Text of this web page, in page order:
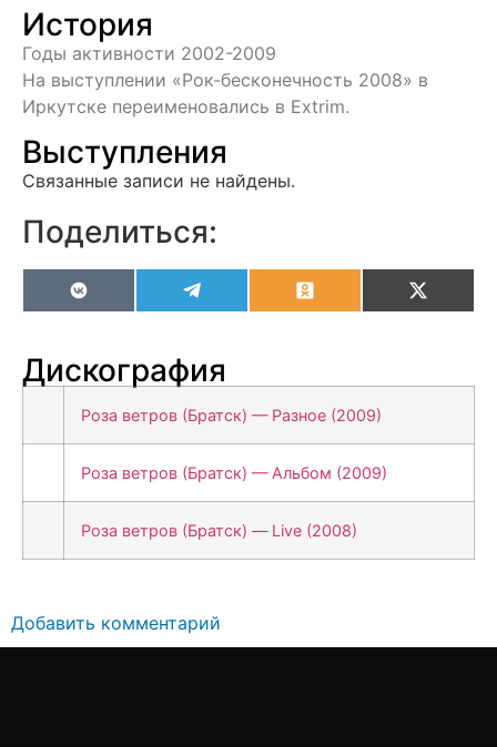
История
Годы активности 2002-2009
На выступлении «Рок-бесконечность 2008» в
Иркутске переименовались в Extrim.
Выступления
Связанные записи не найдены.
Поделиться:
VK OdnoklassnikiX
Дискография
Роза ветров (Братск) — Разное (2009)
Роза ветров (Братск) — Альбом (2009)
Роза ветров (Братск) — Live (2008)
Добавить комментарий